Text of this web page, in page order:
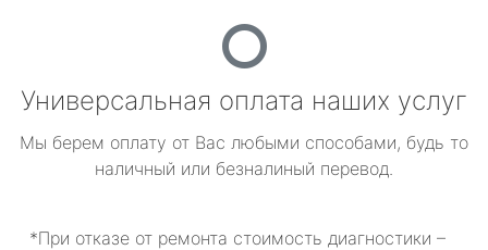
Универсальная оплата наших услуг
Мы берем оплату от Вас любыми способами, будь то
наличный или безналиный перевод.
*При отказе от ремонта стоимость диагностики –